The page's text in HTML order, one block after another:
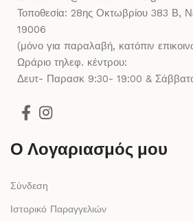
Τοποθεσία: 28ης Οκτωβρίου 383 Β,
19006
(μόνο για παραλαβή, κατόπιν
Ωράριο τηλεφ. κέντρου:
Δευτ- Παρασκ 9:30- 19:00 &
Ο Λογαριασμός μου
Σύνδεση
Ιστορικό Παραγγελιών